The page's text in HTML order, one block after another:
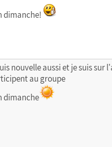
dimanche!
nouvelle aussi et je suis
au groupe
dimanche